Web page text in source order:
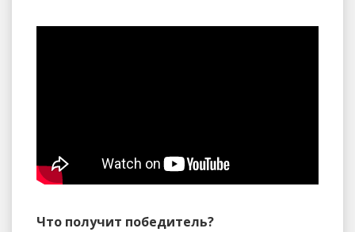
Что получит победитель?